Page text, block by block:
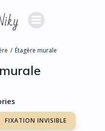
Étagère murale
FIXATION INVISIBLE